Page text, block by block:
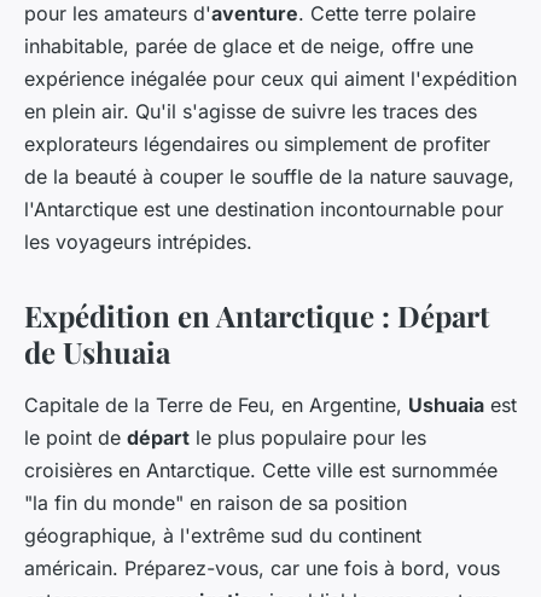
pour les amateurs d'aventure. Cette terre polaire
inhabitable, parée de glace et de neige, offre une
expérience inégalée pour ceux qui aiment l'expédition
en plein air. Qu'il s'agisse de suivre les traces des
explorateurs légendaires ou simplement de profiter
de la beauté à couper le souffle de la nature sauvage,
l'Antarctique est une destination incontournable pour
les voyageurs intrépides.
Expédition en Antarctique : Départ
de Ushuaia
Capitale de la Terre de Feu, en Argentine, Ushuaia est
le point de départ le plus populaire pour les
croisières en Antarctique. Cette ville est surnommée
"la fin du monde" en raison de sa position
géographique, à l'extrême sud du continent
américain. Préparez-vous, car une fois à bord, vous